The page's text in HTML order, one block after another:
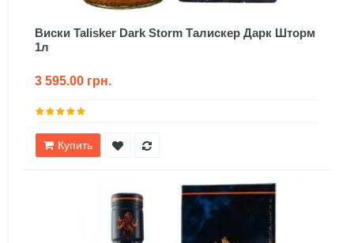
Виски Talisker Dark Storm Талискер Дарк Шторм
1л
3 595.00 грн.
Купить